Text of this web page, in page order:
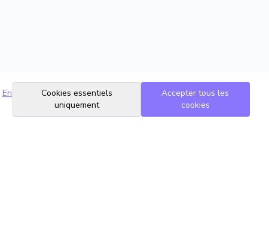
En
Cookies essentiels
uniquement
Accepter tous les
cookies